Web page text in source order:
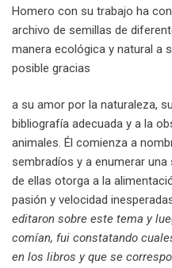
Homero con su trabajo ha
archivo de semillas de
manera ecológica y natural a
posible gracias
a su amor por la naturaleza,
bibliografía adecuada y a la
animales. Él comienza a
sembradíos y a enumerar
de ellas otorga a la
pasión y velocidad
editaron sobre este tema y
comían, fui constatando
en los libros y que se